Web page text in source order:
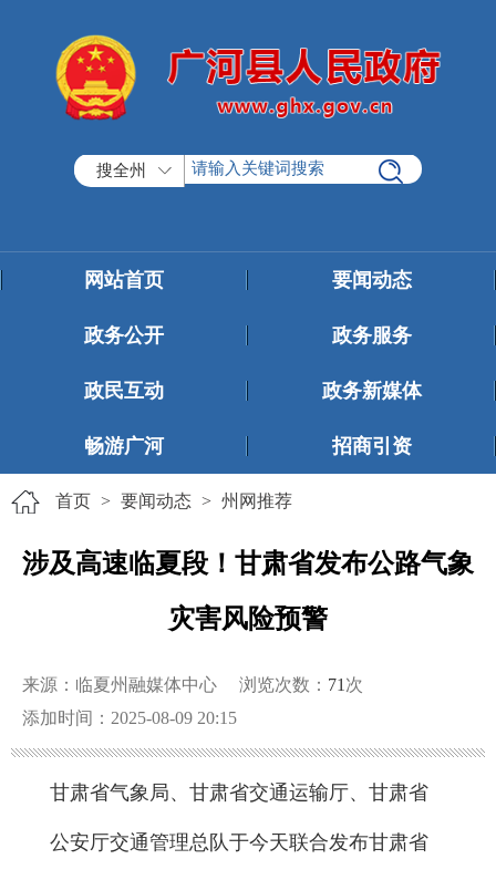
搜全州
网站首页 要闻动态
政务公开 政务服务
政民互动 政务新媒体
畅游广河 招商引资
首页 > 要闻动态 > 州网推荐
涉及高速临夏段！甘肃省发布公路气象
灾害风险预警
来源：临夏州融媒体中心 浏览次数： 71 次
添加时间：2025-08-09 20:15
甘肃省气象局、甘肃省交通运输厅、甘肃省
公安厅交通管理总队于今天联合发布甘肃省